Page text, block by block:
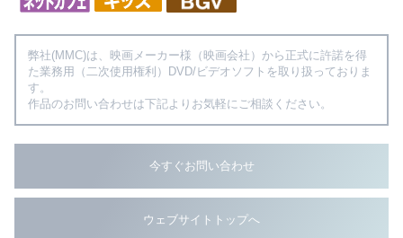
弊社(MMC)は、映画メーカー様（映画会社）から正式に許諾を得
た業務用（二次使用権利）DVD/ビデオソフトを取り扱っておりま
す。
作品のお問い合わせは下記よりお気軽にご相談ください。
今すぐお問い合わせ
ウェブサイトトップへ